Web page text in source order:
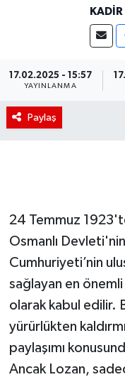
17.02.2025 - 15:57
YAYINLANMA
Paylaş
24 Temmuz
Osmanlı
Cumhuriyeti’nin
sağlayan en
olarak kabul edilir.
yürürlükten
paylaşımı
Ancak Lozan,